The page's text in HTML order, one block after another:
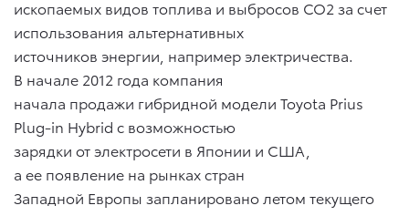
ископаемых видов топлива и выбросов CO2 за счет
использования альтернативных
источников энергии, например электричества.
В начале 2012 года компания
начала продажи гибридной модели Toyota Prius
Plug-in Hybrid с возможностью
зарядки от электросети в Японии и США,
а ее появление на рынках стран
Западной Европы запланировано летом текущего